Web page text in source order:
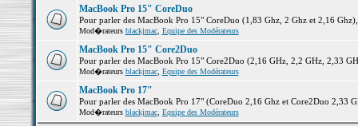
MacBook Pro 15" CoreDuo
Pour parler des MacBook Pro 15" CoreDuo (1,83 Ghz, 2 Ghz et 2,16
Mod�rateurs blackjmac, Equipe des Modérateurs
MacBook Pro 15" Core2Duo
Pour parler des MacBook Pro 15" Core2Duo (2,16 GHz, 2,2 GHz, 2,33
Mod�rateurs blackjmac, Equipe des Modérateurs
MacBook Pro 17"
Pour parler des MacBook Pro 17" (CoreDuo 2,16 Ghz et Core2Duo 2,33
Mod�rateurs blackjmac, Equipe des Modérateurs